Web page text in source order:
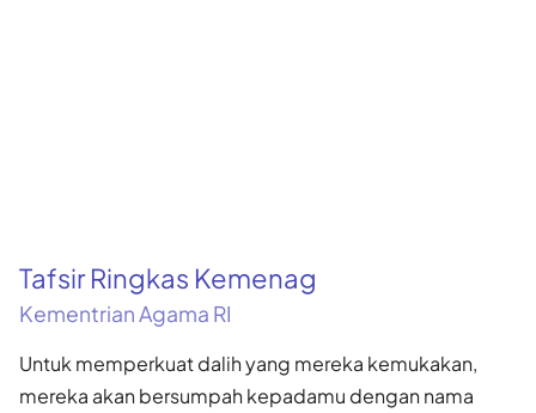
Tafsir Ringkas Kemenag
Kementrian Agama RI
Untuk memperkuat dalih yang mereka kemukakan,
mereka akan bersumpah kepadamu dengan nama